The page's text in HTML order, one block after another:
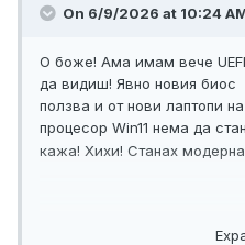
On 6/9/2026 at 10:24
О боже! Ама имам вече
да видиш! Явно новия биос
ползва и от нови лаптопи
процесор Win11 нема да
кажа! Хихи! Станах